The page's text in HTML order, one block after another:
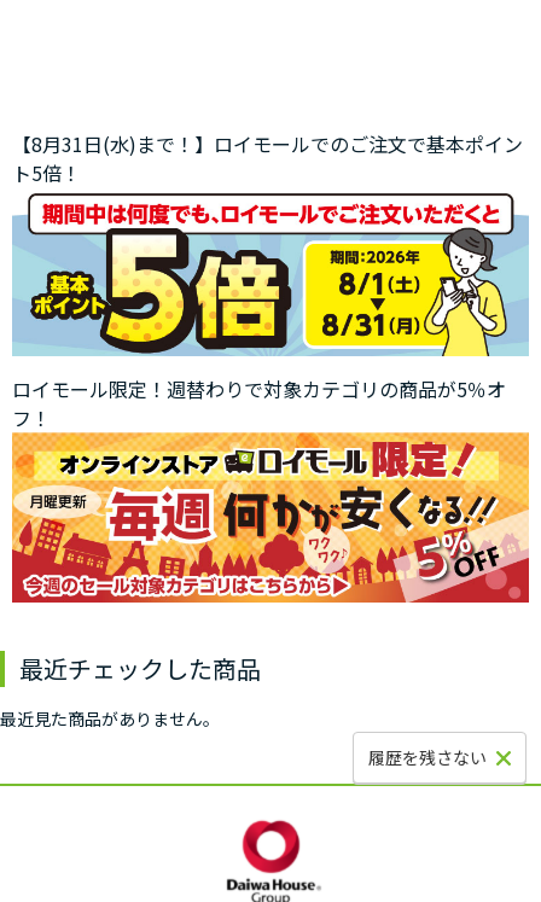
【8月31日(水)まで！】ロイモールでのご注文で基本ポイン
ト5倍！
ロイモール限定！週替わりで対象カテゴリの商品が5％オ
フ！
最近チェックした商品
最近見た商品がありません。
履歴を残さない